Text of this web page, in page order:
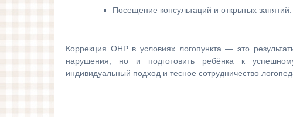
Посещение консультаций и открытых занятий.
Коррекция ОНР в условиях логопункта — это
нарушения, но и подготовить ребёнка к
индивидуальный подход и тесное сотрудничество